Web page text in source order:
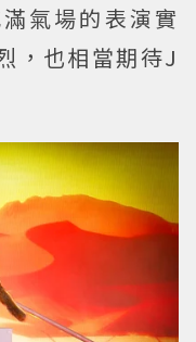
氣場的表演實
，也相當期待J